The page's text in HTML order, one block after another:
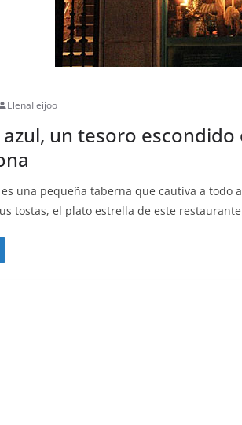
ElenaFeijoo
un tesoro
una pequeña taberna que cautiva a
tostas, el plato estrella de este